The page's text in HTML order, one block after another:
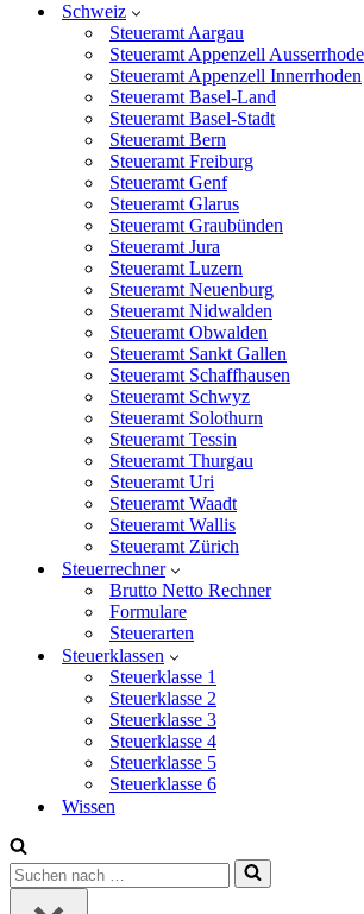
Schweiz
Steueramt Aargau
Steueramt Appenzell
Steueramt Appenzell Innerrhoden
Steueramt Basel-Land
Steueramt Basel-Stadt
Steueramt Bern
Steueramt Freiburg
Steueramt Genf
Steueramt Glarus
Steueramt Graubünden
Steueramt Jura
Steueramt Luzern
Steueramt Neuenburg
Steueramt Nidwalden
Steueramt Obwalden
Steueramt Sankt Gallen
Steueramt Schaffhausen
Steueramt Schwyz
Steueramt Solothurn
Steueramt Tessin
Steueramt Thurgau
Steueramt Uri
Steueramt Waadt
Steueramt Wallis
Steueramt Zürich
Steuerrechner
Brutto Netto Rechner
Formulare
Steuerarten
Steuerklassen
Steuerklasse 1
Steuerklasse 2
Steuerklasse 3
Steuerklasse 4
Steuerklasse 5
Steuerklasse 6
Wissen
Suchen
nach …